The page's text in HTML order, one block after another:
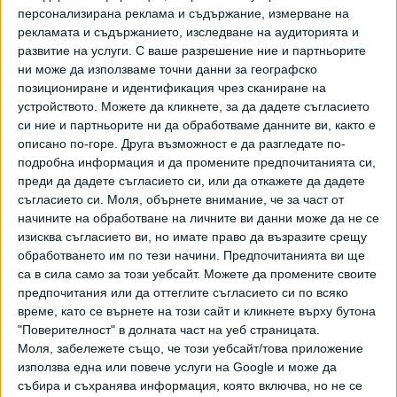
персонализирана реклама и съдържание, измерване на
рекламата и съдържанието, изследване на аудиторията и
развитие на услуги. С ваше разрешение ние и партньорите
ни може да използваме точни данни за географско
позициониране и идентификация чрез сканиране на
устройството. Можете да кликнете, за да дадете съгласието
си ние и партньорите ни да обработваме данните ви, както е
описано по-горе. Друга възможност е да разгледате по-
подробна информация и да промените предпочитанията си,
преди да дадете съгласието си, или да откажете да дадете
съгласието си.
Моля, обърнете внимание, че за част от
начините на обработване на личните ви данни може да не се
изисква съгласието ви, но имате право да възразите срещу
обработването им по тези начини. Предпочитанията ви ще
са в сила само за този уебсайт. Можете да промените своите
предпочитания или да оттеглите съгласието си по всяко
време, като се върнете на този сайт и кликнете върху бутона
"Поверителност" в долната част на уеб страницата.
Моля, забележете също, че този уебсайт/това приложение
използва една или повече услуги на Google и може да
събира и съхранява информация, която включва, но не се
Kodiaq, въпреки нейната популярност на европейския
пазар. Причината е, че 2,0-литровият дизелов мотор с
две турбини, който развива 240 к.с., е неизгоден от
гледна точка на новите екостандарти.
Производството на кросоувъра ще бъде спряно през
есента, но преди това
Skoda ще предложи "прощална" версия на модела,
която ще получи името Challenge. Поръчки за нея вече
се приемат на пазара в Чехия, като там тя ще струва над
1,4 млн. крони (50 840 евро). Автомобилът ще се
отличава с по-богато оборудване, което включва камери
за кръгово наблюдение и тризонов климатик. От
Chalenge ще бъдат произведени само 300 бройки.